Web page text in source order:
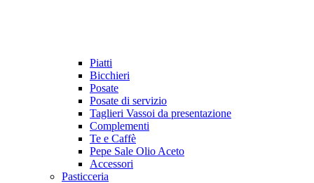
Piatti
Bicchieri
Posate
Posate di servizio
Taglieri Vassoi da presentazione
Complementi
Te e Caffè
Pepe Sale Olio Aceto
Accessori
Pasticceria